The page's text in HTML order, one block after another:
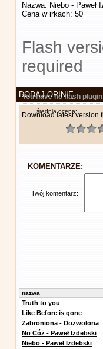
Nazwa: Niebo - Paweł
Cena w irkach: 50
Flash
required
You have no flash
Download latest version
DODAJ OPINIĘ
średnia ocena:
KOMENTARZE:
Twój komentarz:
nazwa
Truth to you
Like Before is gone
Zabroniona - Dozwolona
No Cóż - Paweł Izdebski
Niebo - Paweł Izdebski